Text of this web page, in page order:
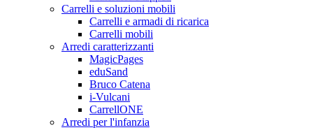
Carrelli e soluzioni mobili
Carrelli e armadi di ricarica
Carrelli mobili
Arredi caratterizzanti
MagicPages
eduSand
Bruco Catena
i-Vulcani
CarrellONE
Arredi per l'infanzia